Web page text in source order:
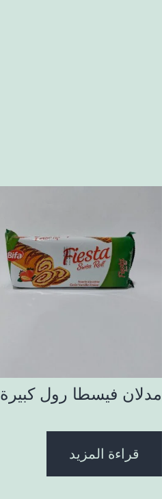
مدلان فيسطا رول كبيرة
قراءة المزيد